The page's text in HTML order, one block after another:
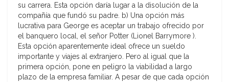
su carrera. Esta opción daría lugar a la disolución de la
compañía que fundó su padre. b) Una opción más
lucrativa para George es aceptar un trabajo ofrecido por
el banquero local, el señor Potter (Lionel Barrymore ).
Esta opción aparentemente ideal ofrece un sueldo
importante y viajes al extranjero. Pero al igual que la
primera opción, pone en peligro la viabilidad a largo
plazo de la empresa familiar. A pesar de que cada opción